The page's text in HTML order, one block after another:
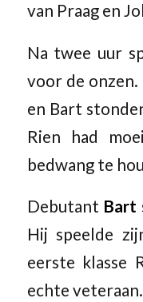
van Praag en
Na twee uur
voor de
en Bart
Rien had
bedwang te
Debutant Bart
Hij speelde
eerste klasse
echte